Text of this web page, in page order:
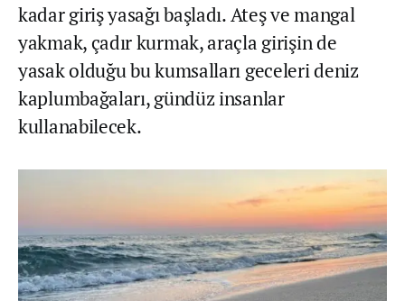
kadar giriş yasağı başladı. Ateş ve mangal
yakmak, çadır kurmak, araçla girişin de
yasak olduğu bu kumsalları geceleri deniz
kaplumbağaları, gündüz insanlar
kullanabilecek.